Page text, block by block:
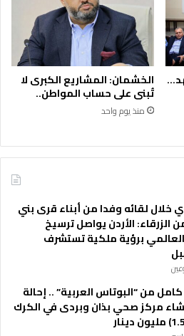
الخشمان: المشاريع الكبرى لا
تُبنى على حساب المواطن..
منذ يوم واحد
خلال لقائه وفدا من أبناء قرى بني
الأردن يواصل ترسيخ
برؤية ملكية تستشرف
من “البوتاس العربية” .. إحالة
مركز صحي بذان وبردى في الكرك